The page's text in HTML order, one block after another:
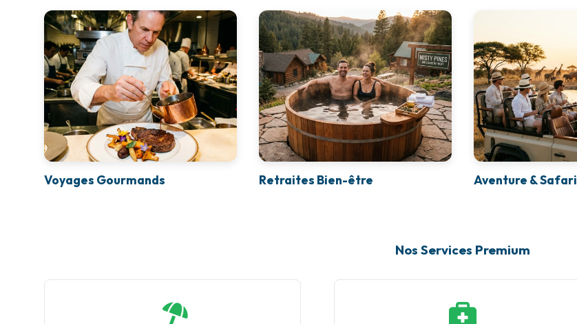
Voyages Gourmands Retraites Bien-être Aventure & Safari
Nos Services Premium